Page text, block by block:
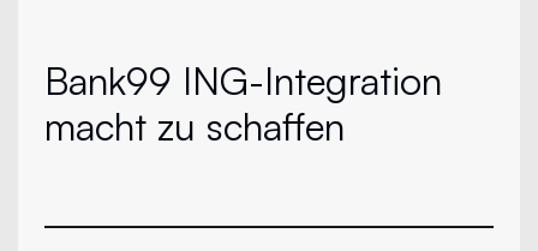
Bank99 ING-Integration
macht zu schaffen